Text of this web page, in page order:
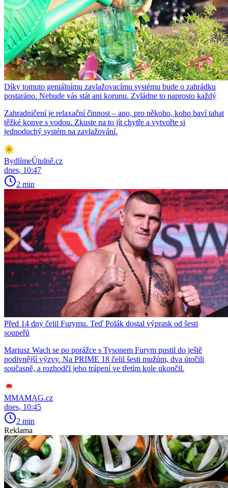
Díky tomuto geniálnímu zavlažovacímu systému bude o zahrádku
postaráno. Nebude vás stát ani korunu. Zvládne to naprosto každý
Zahradničení je relaxační činnost – ano, pro někoho, koho baví tahat
těžké konve s vodou. Zkuste na to jít chytře a vytvořte si
jednoduchý systém na zavlažování.
BydlímeÚtulně.cz
dnes, 10:47
2 min
Před 14 dny čelil Furymu. Teď Polák dostal výprask od šesti
soupeřů
Mariusz Wach se po porážce s Tysonem Furym pustil do ještě
podivnější výzvy. Na PRIME 18 čelil šesti mužům, dva útočili
současně, a rozhodčí jeho trápení ve třetím kole ukončil.
MMAMAG.cz
dnes, 10:45
2 min
Reklama